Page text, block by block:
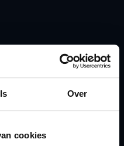
Over
cookies